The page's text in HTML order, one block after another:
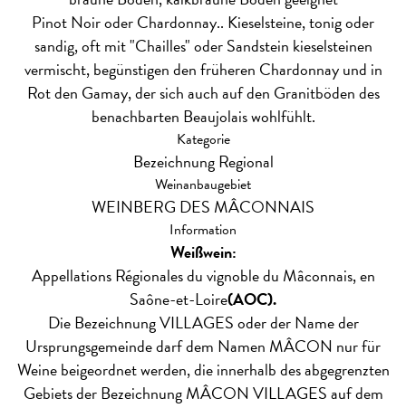
Pinot Noir oder Chardonnay.. Kieselsteine, tonig oder
sandig, oft mit "Chailles" oder Sandstein kieselsteinen
vermischt, begünstigen den früheren Chardonnay und in
Rot den Gamay, der sich auch auf den Granitböden des
benachbarten Beaujolais wohlfühlt.
Kategorie
Bezeichnung Regional
Weinanbaugebiet
WEINBERG DES MÂCONNAIS
Information
Weißwein:
Appellations Régionales du vignoble du Mâconnais, en
Saône-et-Loire(AOC).
Die Bezeichnung VILLAGES oder der Name der
Ursprungsgemeinde darf dem Namen MÂCON nur für
Weine beigeordnet werden, die innerhalb des abgegrenzten
Gebiets der Bezeichnung MÂCON VILLAGES auf dem